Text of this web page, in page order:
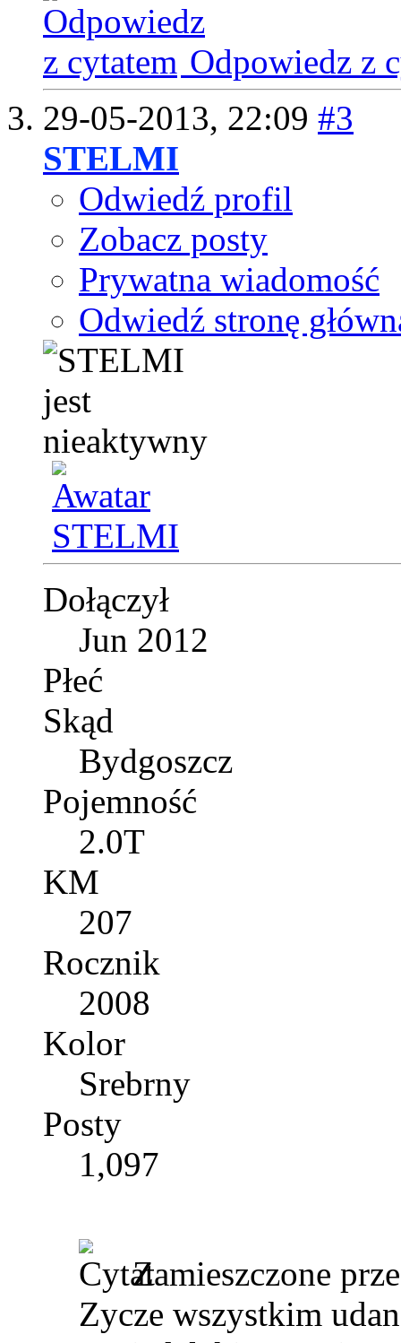
Odpowiedz z
29-05-2013, 22:09 #3
STELMI
Odwiedź profil
Zobacz posty
Prywatna wiadomość
Odwiedź stronę
Dołączył
Jun 2012
Płeć
Skąd
Bydgoszcz
Pojemność
2.0T
KM
207
Rocznik
2008
Kolor
Srebrny
Posty
1,097
Zamieszczone
Zycze wszystkim